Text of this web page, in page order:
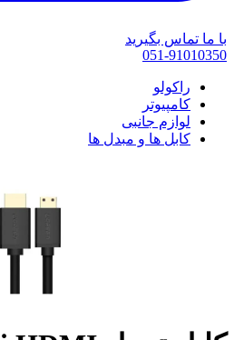
با ما تماس بگیرید
051-91010350
راکولو
کامپیوتر
لوازم جانبی
کابل ها و مبدل ها